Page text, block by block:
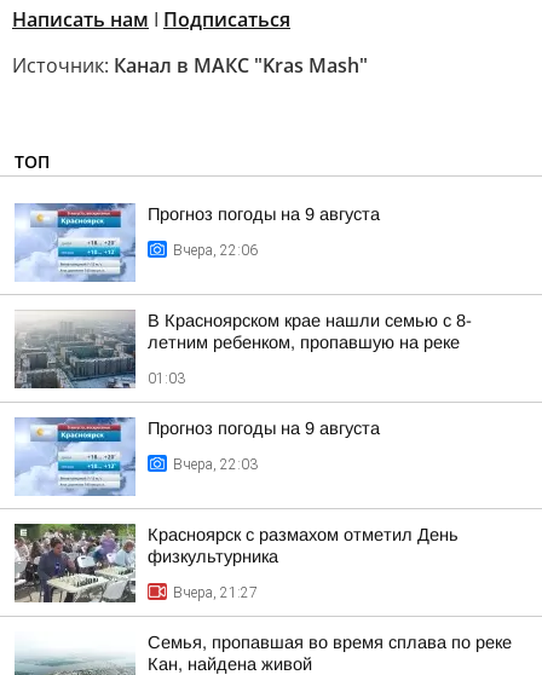
Написать нам I Подписаться
Источник: Канал в МАКС "Kras Mash"
ТОП
Прогноз погоды на 9 августа
Вчера, 22:06
В Красноярском крае нашли семью с 8-
летним ребенком, пропавшую на реке
01:03
Прогноз погоды на 9 августа
Вчера, 22:03
Красноярск с размахом отметил День
физкультурника
Вчера, 21:27
Семья, пропавшая во время сплава по реке
Кан, найдена живой